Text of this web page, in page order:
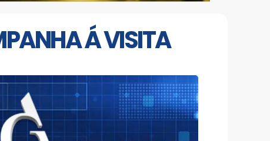
Á VISITA